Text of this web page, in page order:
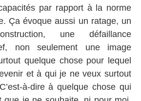
par rapport à la norme
Ça évoque aussi un ratage, un
une défaillance
non seulement une image
quelque chose pour lequel
et à qui je ne veux surtout
à-dire à quelque chose qui